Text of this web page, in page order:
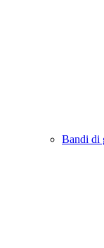
Bandi di